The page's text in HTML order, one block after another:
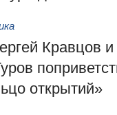
Кравцов и
открытий»